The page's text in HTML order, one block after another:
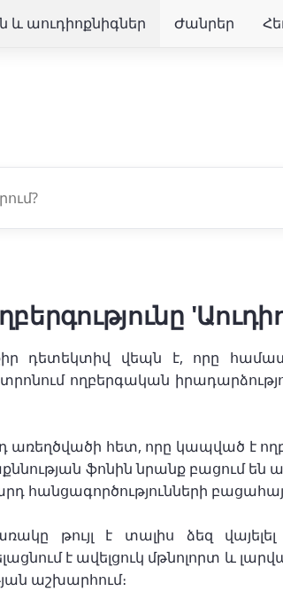
և աուդիոքնիգներ Ժանրեր
դետեկտիվ վեպն է, որը
ողբերգական
հետ, որը կապված է
ֆոնին նրանք բացում
հանցագործությունների
թույլ է տալիս ձեզ
է ավելցուկ մթնոլորտ և
աշխարհում։